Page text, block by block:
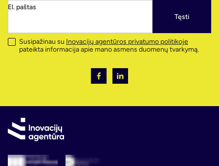
El. paštas
Tęsti
Susipažinau su Inovacijų agentūros privatumo politikoje
pateikta informacija apie mano asmens duomenų tvarkymą.